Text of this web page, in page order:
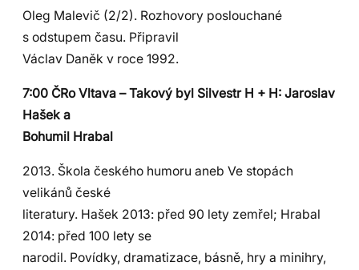
Oleg Malevič (2/2). Rozhovory poslouchané
s odstupem času. Připravil
Václav Daněk v roce 1992.
7:00 ČRo Vltava – Takový byl Silvestr H + H: Jaroslav
Hašek a
Bohumil Hrabal
2013. Škola českého humoru aneb Ve stopách
velikánů české
literatury. Hašek 2013: před 90 lety zemřel; Hrabal
2014: před 100 lety se
narodil. Povídky, dramatizace, básně, hry a minihry,